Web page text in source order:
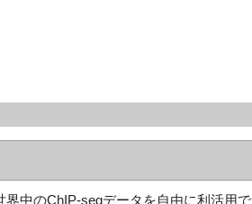
界中のChIP-seqデータを自由に利活用で